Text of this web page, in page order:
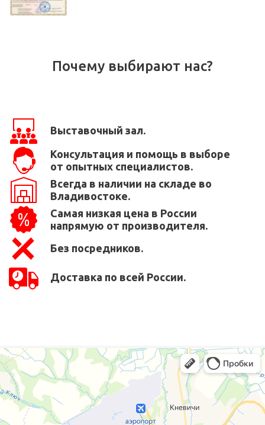
Почему выбирают нас?
Выставочный зал.
Консультация и помощь в выборе
от опытных специалистов.
Всегда в наличии на складе во
Владивостоке.
Самая низкая цена в России
напрямую от производителя.
Без посредников.
Доставка по всей России.